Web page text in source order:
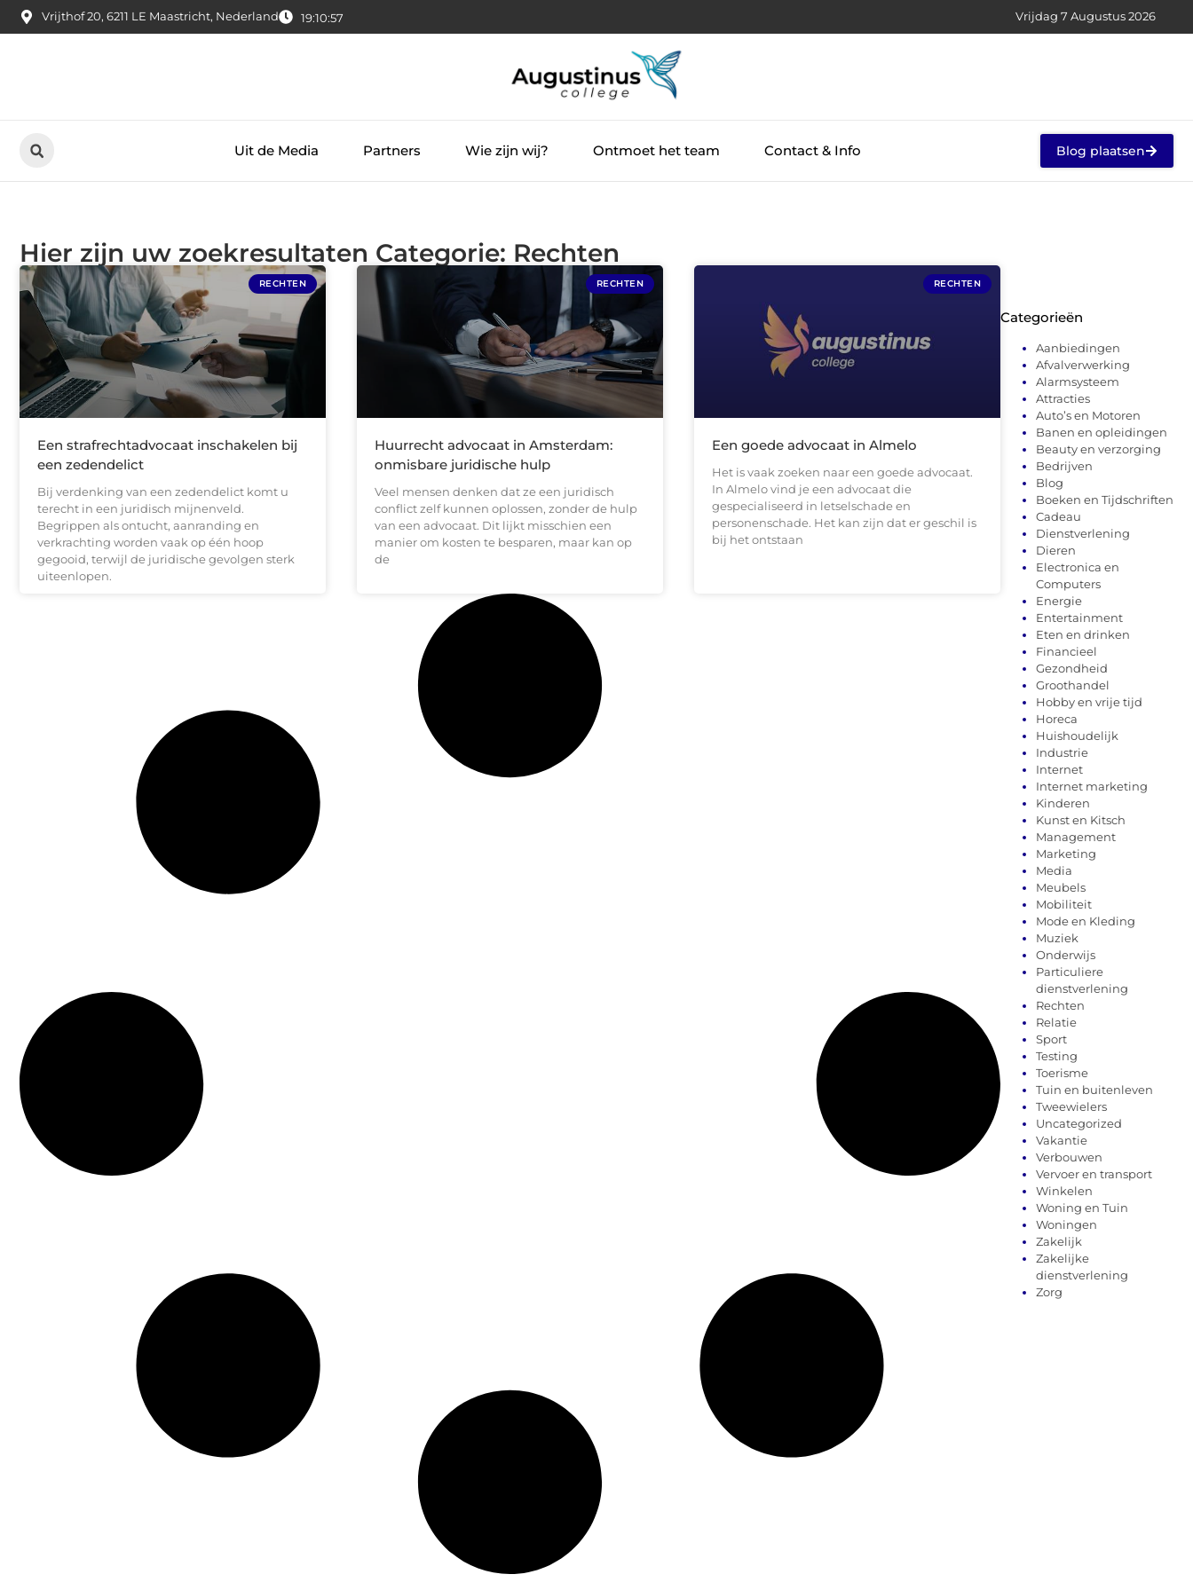
Vrijthof 20, 6211 LE Maastricht, Nederland 19:10:57 Vrijdag 7 Augustus 2026
Uit de Media Partners Wie zijn wij? Ontmoet het team Contact & Info Blog plaatsen
Hier zijn uw zoekresultaten Categorie: Rechten
RECHTEN
Een strafrechtadvocaat inschakelen bij
een zedendelict
Bij verdenking van een zedendelict komt u
terecht in een juridisch mijnenveld.
Begrippen als ontucht, aanranding en
verkrachting worden vaak op één hoop
gegooid, terwijl de juridische gevolgen sterk
uiteenlopen.
RECHTEN
Huurrecht advocaat in Amsterdam:
onmisbare juridische hulp
Veel mensen denken dat ze een juridisch
conflict zelf kunnen oplossen, zonder de hulp
van een advocaat. Dit lijkt misschien een
manier om kosten te besparen, maar kan op
de
RECHTEN
Een goede advocaat in Almelo
Het is vaak zoeken naar een goede advocaat.
In Almelo vind je een advocaat die
gespecialiseerd in letselschade en
personenschade. Het kan zijn dat er geschil is
bij het ontstaan
Categorieën
Aanbiedingen
Afvalverwerking
Alarmsysteem
Attracties
Auto’s en Motoren
Banen en opleidingen
Beauty en verzorging
Bedrijven
Blog
Boeken en Tijdschriften
Cadeau
Dienstverlening
Dieren
Electronica en
Computers
Energie
Entertainment
Eten en drinken
Financieel
Gezondheid
Groothandel
Hobby en vrije tijd
Horeca
Huishoudelijk
Industrie
Internet
Internet marketing
Kinderen
Kunst en Kitsch
Management
Marketing
Media
Meubels
Mobiliteit
Mode en Kleding
Muziek
Onderwijs
Particuliere
dienstverlening
Rechten
Relatie
Sport
Testing
Toerisme
Tuin en buitenleven
Tweewielers
Uncategorized
Vakantie
Verbouwen
Vervoer en transport
Winkelen
Woning en Tuin
Woningen
Zakelijk
Zakelijke
dienstverlening
Zorg